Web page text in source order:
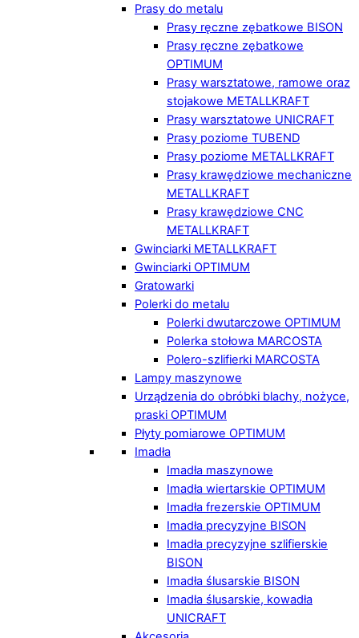
Prasy do metalu
Prasy ręczne zębatkowe BISON
Prasy ręczne zębatkowe
OPTIMUM
Prasy warsztatowe, ramowe oraz
stojakowe METALLKRAFT
Prasy warsztatowe UNICRAFT
Prasy poziome TUBEND
Prasy poziome METALLKRAFT
Prasy krawędziowe mechaniczne
METALLKRAFT
Prasy krawędziowe CNC
METALLKRAFT
Gwinciarki METALLKRAFT
Gwinciarki OPTIMUM
Gratowarki
Polerki do metalu
Polerki dwutarczowe OPTIMUM
Polerka stołowa MARCOSTA
Polero-szlifierki MARCOSTA
Lampy maszynowe
Urządzenia do obróbki blachy, nożyce,
praski OPTIMUM
Płyty pomiarowe OPTIMUM
Imadła
Imadła maszynowe
Imadła wiertarskie OPTIMUM
Imadła frezerskie OPTIMUM
Imadła precyzyjne BISON
Imadła precyzyjne szlifierskie
BISON
Imadła ślusarskie BISON
Imadła ślusarskie, kowadła
UNICRAFT